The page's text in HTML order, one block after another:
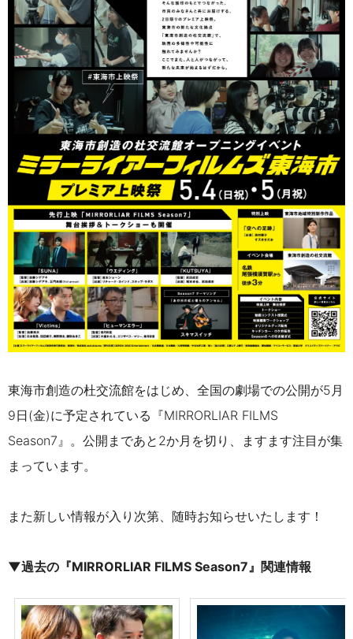
東海市創造の杜交流館をはじめ、全国の劇場での公開が5月
9日(金)に予定されている『MIRRORLIAR FILMS
Season7』 。 公開まであと2か月を切り、ますます注目が集
まっています。
また新しい情報が入り次第、随時お知らせいたします！
▼過去の『MIRRORLIAR FILMS Season7』関連情報